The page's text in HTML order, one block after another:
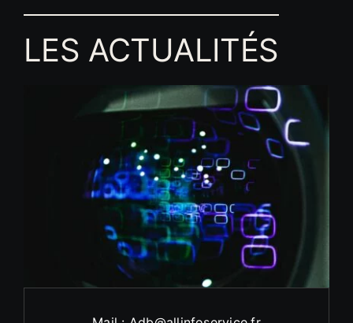
LES ACTUALITÉS